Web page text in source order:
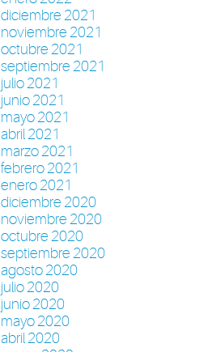
diciembre 2021
noviembre 2021
octubre 2021
septiembre 2021
julio 2021
junio 2021
mayo 2021
abril 2021
marzo 2021
febrero 2021
enero 2021
diciembre 2020
noviembre 2020
octubre 2020
septiembre 2020
agosto 2020
julio 2020
junio 2020
mayo 2020
abril 2020